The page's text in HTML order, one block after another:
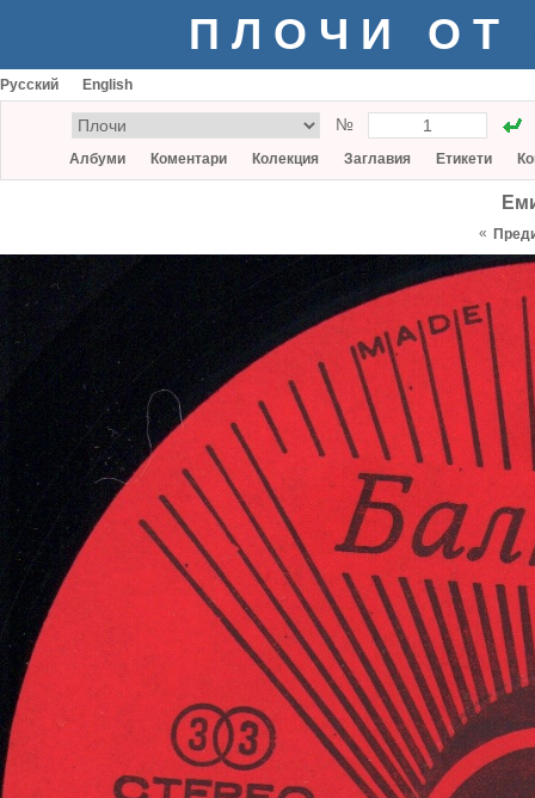
ПЛОЧИ ОТ
Русский English
№
Албуми Коментари Колекция Заглавия Етикети
«